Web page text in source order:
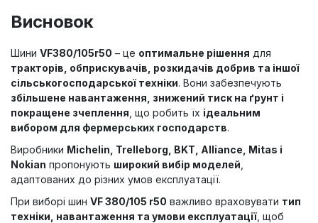
Висновок
Шини VF380/105r50 – це оптимальне рішення для
тракторів, обприскувачів, розкидачів добрив та іншої
сільськогосподарської техніки. Вони забезпечують
збільшене навантаження, знижений тиск на ґрунт і
покращене зчеплення , що робить їх ідеальним
вибором для фермерських господарств.
Виробники Michelin, Trelleborg, BKT, Alliance, Mitas і
Nokian пропонують широкий вибір моделей
адаптованих до різних умов експлуатації.
При виборі шин VF 380/105 r50 важливо враховувати тип
техніки, навантаження та умови експлуатації , щоб